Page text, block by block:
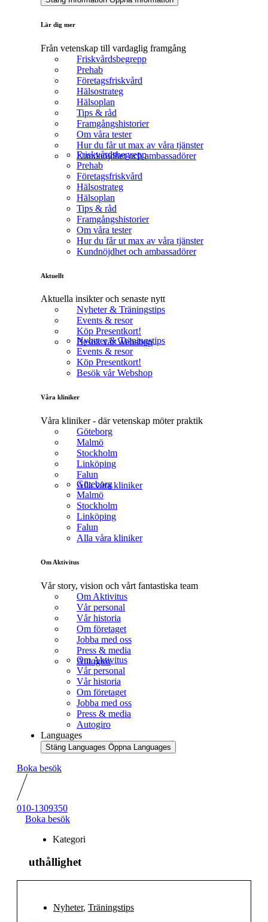
Lär dig mer
Från vetenskap till vardaglig framgång
Friskvårdsbegrepp
Prehab
Företagsfriskvård
Hälsostrateg
Hälsoplan
Tips & råd
Framgångshistorier
Om våra tester
Hur du får ut max av våra tjänster
Kundnöjdhet och ambassadörer
Friskvårdsbegrepp
Prehab
Företagsfriskvård
Hälsostrateg
Hälsoplan
Tips & råd
Framgångshistorier
Om våra tester
Hur du får ut max av våra tjänster
Kundnöjdhet och ambassadörer
Aktuellt
Aktuella insikter och senaste nytt
Nyheter & Träningstips
Events & resor
Köp Presentkort!
Besök vår Webshop
Nyheter & Träningstips
Events & resor
Köp Presentkort!
Besök vår Webshop
Våra kliniker
Våra kliniker - där vetenskap möter praktik
Göteborg
Malmö
Stockholm
Linköping
Falun
Alla våra kliniker
Göteborg
Malmö
Stockholm
Linköping
Falun
Alla våra kliniker
Om Aktivitus
Vår story, vision och vårt fantastiska team
Om Aktivitus
Vår personal
Vår historia
Om företaget
Jobba med oss
Press & media
Autogiro
Om Aktivitus
Vår personal
Vår historia
Om företaget
Jobba med oss
Press & media
Autogiro
Languages
Stäng Languages Öppna Languages
Boka besök
010-1309350
Boka besök
Kategori
uthållighet
Nyheter, Träningstips